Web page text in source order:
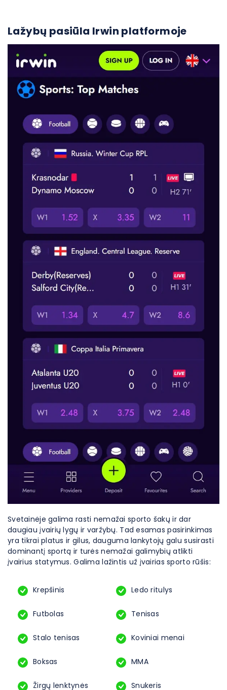
Lažybų pasiūla Irwin platformoje
Svetainėje galima rasti nemažai sporto šakų ir dar
daugiau įvairių lygų ir varžybų. Tad esamas pasirinkimas
yra tikrai platus ir gilus, dauguma lankytojų galu susirasti
dominantį sportą ir turės nemažai galimybių atlikti
įvairius statymus. Galima lažintis už įvairias sporto rūšis:
Krepšinis Ledo ritulys
Futbolas Tenisas
Stalo tenisas Koviniai menai
Boksas MMA
Žirgų lenktynės Snukeris